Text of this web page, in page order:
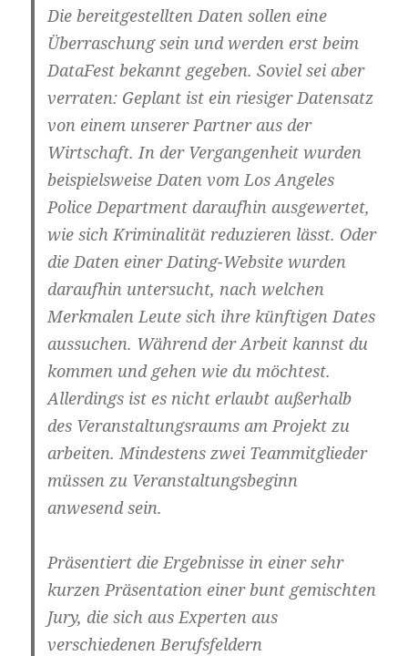
Die bereitgestellten Daten sollen eine
Überraschung sein und werden erst beim
DataFest bekannt gegeben. Soviel sei aber
verraten: Geplant ist ein riesiger Datensatz
von einem unserer Partner aus der
Wirtschaft. In der Vergangenheit wurden
beispielsweise Daten vom Los Angeles
Police Department daraufhin ausgewertet,
wie sich Kriminalität reduzieren lässt. Oder
die Daten einer Dating-Website wurden
daraufhin untersucht, nach welchen
Merkmalen Leute sich ihre künftigen Dates
aussuchen. Während der Arbeit kannst du
kommen und gehen wie du möchtest.
Allerdings ist es nicht erlaubt außerhalb
des Veranstaltungsraums am Projekt zu
arbeiten. Mindestens zwei Teammitglieder
müssen zu Veranstaltungsbeginn
anwesend sein.
Präsentiert die Ergebnisse in einer sehr
kurzen Präsentation einer bunt gemischten
Jury, die sich aus Experten aus
verschiedenen Berufsfeldern